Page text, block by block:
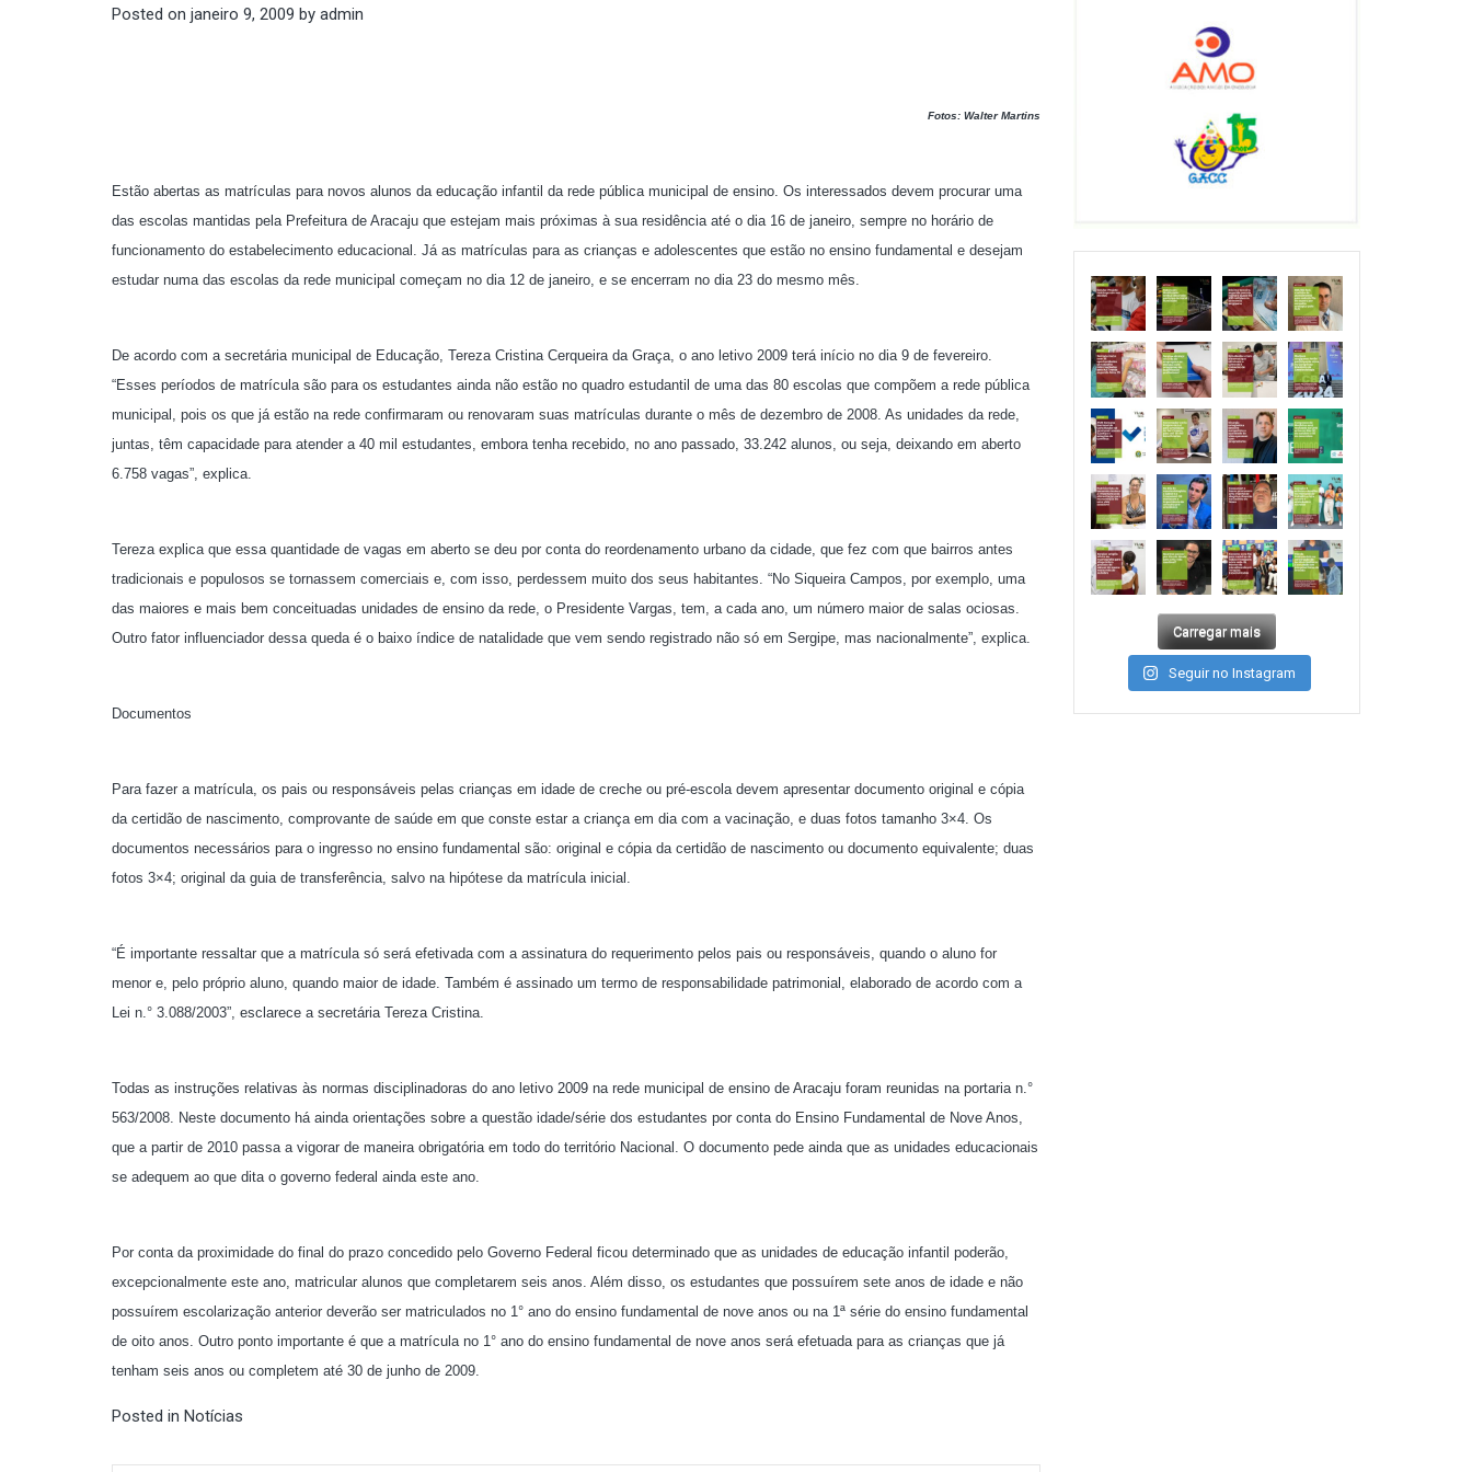
Posted on janeiro 9, 2009 by admin
Fotos: Walter Martins
Estão abertas as matrículas para novos alunos da educação infantil da rede pública municipal de ensino. Os interessados devem procurar uma
das escolas mantidas pela Prefeitura de Aracaju que estejam mais próximas à sua residência até o dia 16 de janeiro, sempre no horário de
funcionamento do estabelecimento educacional. Já as matrículas para as crianças e adolescentes que estão no ensino fundamental e desejam
estudar numa das escolas da rede municipal começam no dia 12 de janeiro, e se encerram no dia 23 do mesmo mês.
De acordo com a secretária municipal de Educação, Tereza Cristina Cerqueira da Graça, o ano letivo 2009 terá início no dia 9 de fevereiro.
“Esses períodos de matrícula são para os estudantes ainda não estão no quadro estudantil de uma das 80 escolas que compõem a rede pública
municipal, pois os que já estão na rede confirmaram ou renovaram suas matrículas durante o mês de dezembro de 2008. As unidades da rede,
juntas, têm capacidade para atender a 40 mil estudantes, embora tenha recebido, no ano passado, 33.242 alunos, ou seja, deixando em aberto
6.758 vagas”, explica.
Tereza explica que essa quantidade de vagas em aberto se deu por conta do reordenamento urbano da cidade, que fez com que bairros antes
tradicionais e populosos se tornassem comerciais e, com isso, perdessem muito dos seus habitantes. “No Siqueira Campos, por exemplo, uma
das maiores e mais bem conceituadas unidades de ensino da rede, o Presidente Vargas, tem, a cada ano, um número maior de salas ociosas.
Outro fator influenciador dessa queda é o baixo índice de natalidade que vem sendo registrado não só em Sergipe, mas nacionalmente”, explica.
Documentos
Para fazer a matrícula, os pais ou responsáveis pelas crianças em idade de creche ou pré-escola devem apresentar documento original e cópia
da certidão de nascimento, comprovante de saúde em que conste estar a criança em dia com a vacinação, e duas fotos tamanho 3×4. Os
documentos necessários para o ingresso no ensino fundamental são: original e cópia da certidão de nascimento ou documento equivalente; duas
fotos 3×4; original da guia de transferência, salvo na hipótese da matrícula inicial.
“É importante ressaltar que a matrícula só será efetivada com a assinatura do requerimento pelos pais ou responsáveis, quando o aluno for
menor e, pelo próprio aluno, quando maior de idade. Também é assinado um termo de responsabilidade patrimonial, elaborado de acordo com a
Lei n.° 3.088/2003”, esclarece a secretária Tereza Cristina.
Todas as instruções relativas às normas disciplinadoras do ano letivo 2009 na rede municipal de ensino de Aracaju foram reunidas na portaria n.°
563/2008. Neste documento há ainda orientações sobre a questão idade/série dos estudantes por conta do Ensino Fundamental de Nove Anos,
que a partir de 2010 passa a vigorar de maneira obrigatória em todo do território Nacional. O documento pede ainda que as unidades educacionais
se adequem ao que dita o governo federal ainda este ano.
Por conta da proximidade do final do prazo concedido pelo Governo Federal ficou determinado que as unidades de educação infantil poderão,
excepcionalmente este ano, matricular alunos que completarem seis anos. Além disso, os estudantes que possuírem sete anos de idade e não
possuírem escolarização anterior deverão ser matriculados no 1° ano do ensino fundamental de nove anos ou na 1ª série do ensino fundamental
de oito anos. Outro ponto importante é que a matrícula no 1° ano do ensino fundamental de nove anos será efetuada para as crianças que já
tenham seis anos ou completem até 30 de junho de 2009.
Posted in Notícias
Carregar mais
Seguir no Instagram